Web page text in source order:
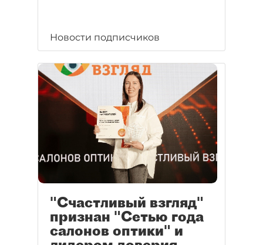
Новости подписчиков
"Счастливый взгляд"
признан "Сетью года
салонов оптики" и